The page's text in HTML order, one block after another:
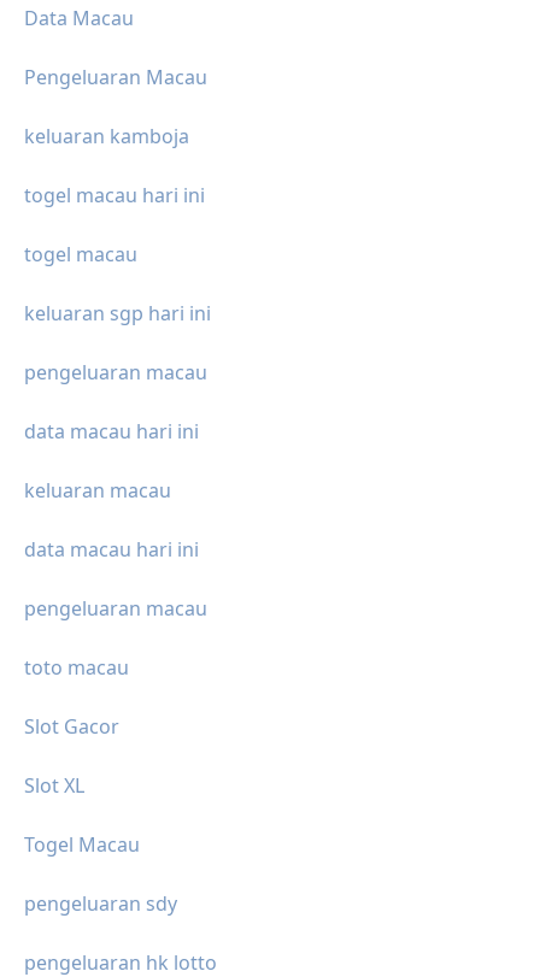
Data Macau
Pengeluaran Macau
keluaran kamboja
togel macau hari ini
togel macau
keluaran sgp hari ini
pengeluaran macau
data macau hari ini
keluaran macau
data macau hari ini
pengeluaran macau
toto macau
Slot Gacor
Slot XL
Togel Macau
pengeluaran sdy
pengeluaran hk lotto